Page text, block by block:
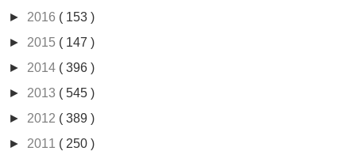
► 2016 ( 153 )
► 2015 ( 147 )
► 2014 ( 396 )
► 2013 ( 545 )
► 2012 ( 389 )
► 2011 ( 250 )